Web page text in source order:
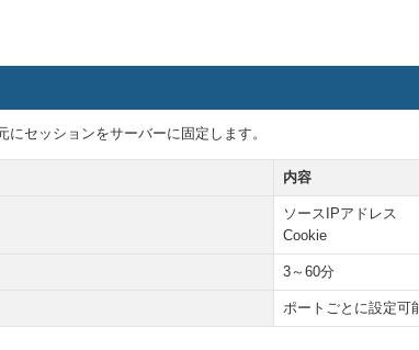
セッションをサーバーに固定します。
内容
ソースIPアドレス
Cookie
3～60分
ポートごとに設定可